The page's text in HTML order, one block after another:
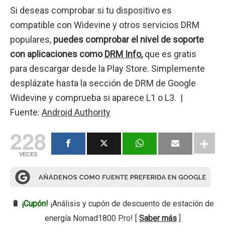
Si deseas comprobar si tu dispositivo es
compatible con Widevine y otros servicios DRM
populares, puedes comprobar el nivel de soporte
con aplicaciones como DRM Info,que es gratis
para descargar desde la Play Store. Simplemente
desplázate hasta la sección de DRM de Google
Widevine y comprueba si aparece L1 o L3. |
Fuente: Android Authority
228
VECES
🔋 ¡Cupón! ¡Análisis y cupón de descuento de estación de
energía Nomad1800 Pro! [ Saber más]